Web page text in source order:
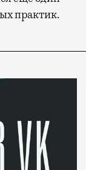
практик.